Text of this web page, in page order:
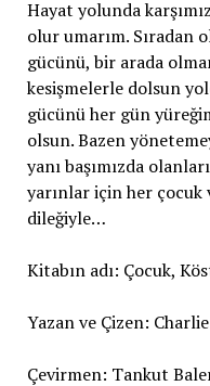
Hayat yolunda
olur umarım. Sıradan
gücünü, bir arada
kesişmelerle dolsun
gücünü her gün
olsun. Bazen
yanı başımızda
yarınlar için her çocuk
dileğiyle…
Kitabın adı: Çocuk,
Yazan ve Çizen:
Çevirmen: Tankut